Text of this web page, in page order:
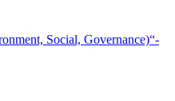
Social, Governance)“-